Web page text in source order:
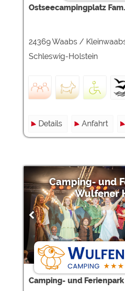
Ostseecampingplatz
24369 Waabs /
Schleswig-Holstein
Details Anfahrt
Camping- und
Wulfener
Camping- und